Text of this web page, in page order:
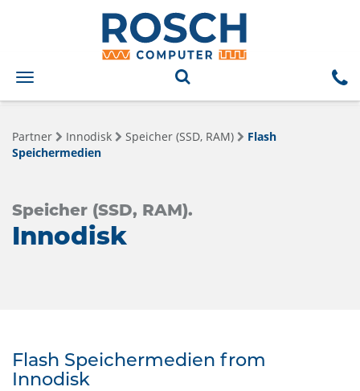
Toggle
navigation
Partner Innodisk Speicher (SSD, RAM)
Flash
Speichermedien
Speicher (SSD, RAM).
Innodisk
Flash Speichermedien from
Innodisk